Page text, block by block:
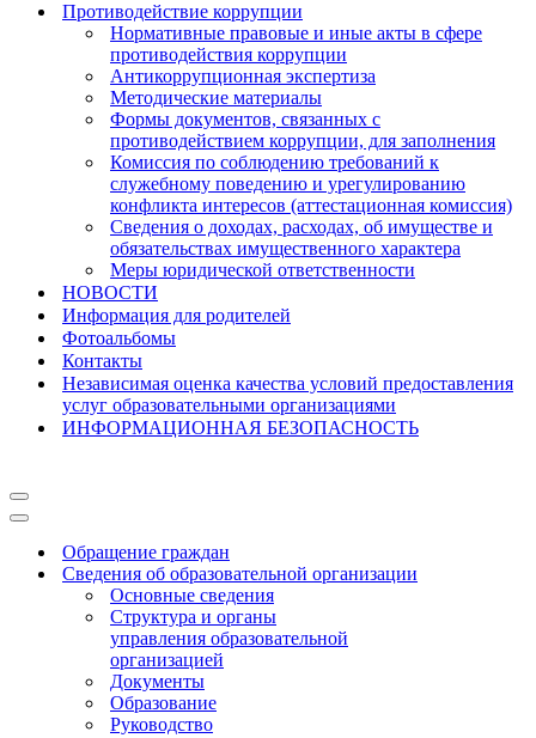
Противодействие коррупции
Нормативные правовые и иные акты в сфере
противодействия коррупции
Антикоррупционная экспертиза
Методические материалы
Формы документов, связанных с
противодействием коррупции, для заполнения
Комиссия по соблюдению требований к
служебному поведению и урегулированию
конфликта интересов (аттестационная комиссия)
Сведения о доходах, расходах, об имуществе и
обязательствах имущественного характера
Меры юридической ответственности
НОВОСТИ
Информация для родителей
Фотоальбомы
Контакты
Независимая оценка качества условий предоставления
услуг образовательными организациями
ИНФОРМАЦИОННАЯ БЕЗОПАСНОСТЬ
Меню
навигации
Меню
навигацииОбращение граждан
Сведения об образовательной организации
Основные сведения
Структура и органы
управления образовательной
организацией
Документы
Образование
Руководство